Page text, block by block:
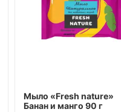
Мыло «Fresh nature»
Банан и манго 90 г